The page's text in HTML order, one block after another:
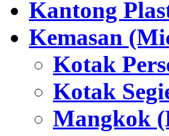
Kantong
Kemasan
Kotak
Kotak
Mangkok